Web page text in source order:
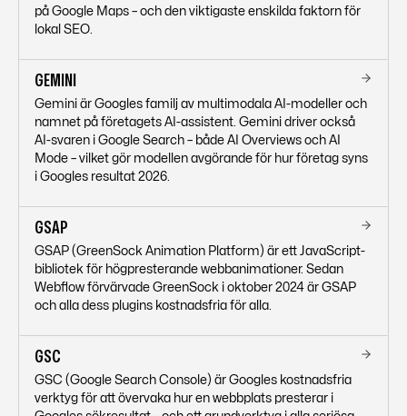
på Google Maps – och den viktigaste enskilda faktorn för
lokal SEO.
GEMINI
Gemini är Googles familj av multimodala AI-modeller och
namnet på företagets AI-assistent. Gemini driver också
AI-svaren i Google Search – både AI Overviews och AI
Mode – vilket gör modellen avgörande för hur företag syns
i Googles resultat 2026.
GSAP
GSAP (GreenSock Animation Platform) är ett JavaScript-
bibliotek för högpresterande webbanimationer. Sedan
Webflow förvärvade GreenSock i oktober 2024 är GSAP
och alla dess plugins kostnadsfria för alla.
GSC
GSC (Google Search Console) är Googles kostnadsfria
verktyg för att övervaka hur en webbplats presterar i